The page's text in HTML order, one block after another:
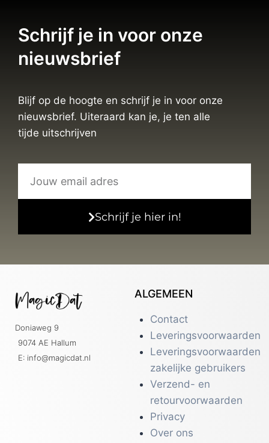
Schrijf je in voor onze
nieuwsbrief
Blijf op de hoogte en schrijf je in voor onze
nieuwsbrief. Uiteraard kan je, je ten alle
tijde uitschrijven
Schrijf je hier in!
Doniaweg 9
9074 AE Hallum
E: info@magicdat.nl
ALGEMEEN
Contact
Leveringsvoorwaarden
Leveringsvoorwaarden
zakelijke gebruikers
Verzend- en
retourvoorwaarden
Privacy
Over ons